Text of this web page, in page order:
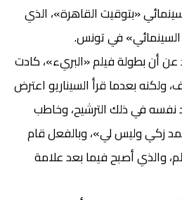
«بتوقيت القاهرة»، الذي
السينمائي» في تونس.
أن بطولة فيلم «البريء»، كادت
ولكنه بعدما قرأ السيناريو اعترض
نفسه في ذلك الترشيح، وخاطب
زكي وليس لي»، وبالفعل قام
والذي أصبح فيما بعد علامة